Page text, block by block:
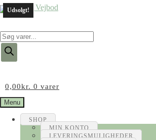
Products
search
0,00kr. 0 varer
Menu
SHOP
MIN KONTO
LEVERINGSMULIGHEDER
Udsolgt!